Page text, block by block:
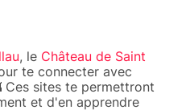
, le Château de Saint
te connecter avec
Ces sites te permettront
et d'en apprendre